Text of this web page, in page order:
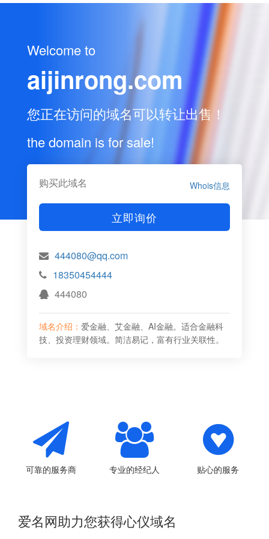
Welcome to
aijinrong.com
您正在访问的域名可以转让出售！
the domain is for sale!
购买此域名 Whois信息
立即询价
444080@qq.com
18350454444
444080
域名介绍： 爱金融、艾金融、AI金融。适合金融科
技、投资理财领域。简洁易记，富有行业关联性。
可靠的服务商 专业的经纪人 贴心的服务
爱名网助力您获得心仪域名